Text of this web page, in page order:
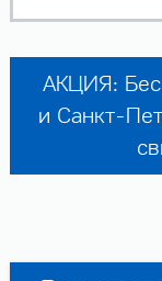
АКЦИЯ:
и Санкт-